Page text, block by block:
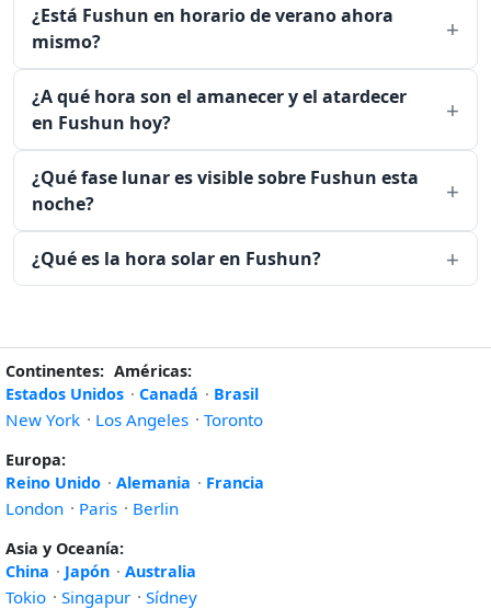
¿Está Fushun en horario de verano ahora
mismo?
¿A qué hora son el amanecer y el atardecer
en Fushun hoy?
¿Qué fase lunar es visible sobre Fushun esta
noche?
¿Qué es la hora solar en Fushun?
Continentes: Américas:
Estados Unidos · Canadá · Brasil
New York · Los Angeles · Toronto
Europa:
Reino Unido · Alemania · Francia
London · Paris · Berlin
Asia y Oceanía:
China · Japón · Australia
Tokio · Singapur · Sídney